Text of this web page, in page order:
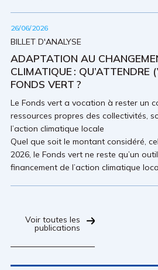
26/06/2026
BILLET D'ANALYSE
ADAPTATION AU
CLIMATIQUE : QU’ATTENDRE
FONDS VERT ?
Le Fonds vert a vocation à rester un
ressources propres des collectivités,
l’action climatique locale
Quel que soit le montant considéré,
2026, le Fonds vert ne reste qu’un
financement de l’action climatique
Voir toutes les
publications